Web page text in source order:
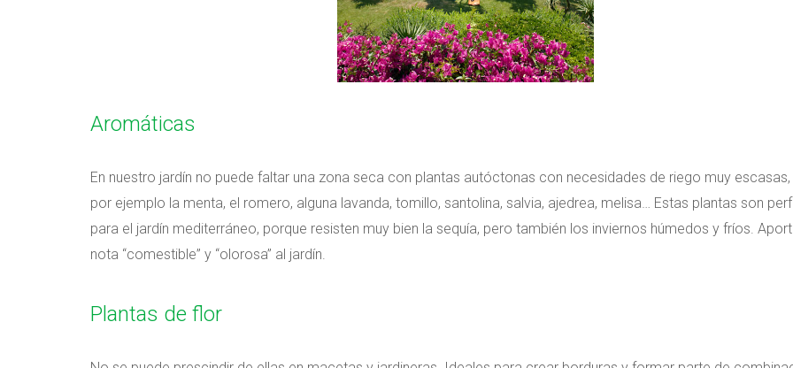
Aromáticas
En nuestro jardín no puede faltar una zona seca con plantas autóctonas con necesidades de riego muy
por ejemplo la menta, el romero, alguna lavanda, tomillo, santolina, salvia, ajedrea, melisa… Estas plantas son
para el jardín mediterráneo, porque resisten muy bien la sequía, pero también los inviernos húmedos y fríos.
nota “comestible” y “olorosa” al jardín.
Plantas de flor